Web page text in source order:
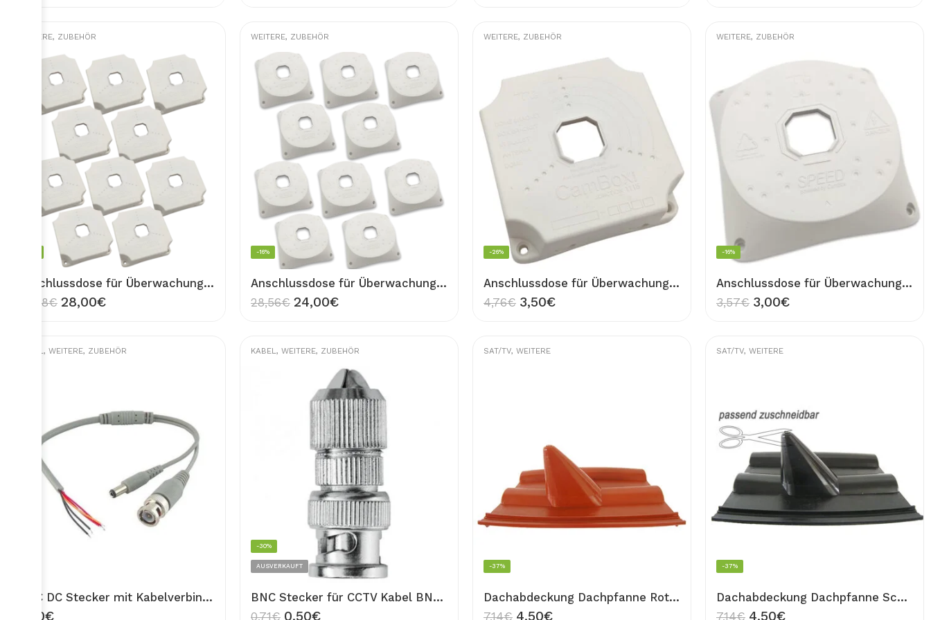
WEITERE, ZUBEHÖR
Anschlussdose für Überwachungskamera 8 Stück Wand Dose Universal 8x Junction Box 1118 für Kamera Montage Abzweigdose CAMBOX
38,08€ 28,00€
WEITERE, ZUBEHÖR
Anschlussdose für Überwachungskamera 8 Stück Wand Dose Universal 8x Junction Box für Kamera Montage Abzweigdose
-16%
28,56€ 24,00€
WEITERE, ZUBEHÖR
Anschlussdose für Überwachungskamera Wand Dose Universal Junction Box 1118 für Kamera Montage Abzweigdose CAMBOX
-26%
4,76€ 3,50€
WEITERE, ZUBEHÖR
Anschlussdose für Überwachungskamera Wand Dose Universal Junction Box für Kamera Montage Abzweigdose
-16%
3,57€ 3,00€
KABEL, WEITERE, ZUBEHÖR
BNC DC Stecker mit Kabelverbindung für CCTV BNC Strom Kabel Überwachungskamera
2,50€
KABEL, WEITERE, ZUBEHÖR
BNC Stecker für CCTV Kabel BNC Kupplung für Kamera Kabel
-30%
AUSVERKAUFT
0,71€ 0,50€
SAT/TV, WEITERE
Dachabdeckung Dachpfanne Rot Kunststoff Dach Ziegel Sat Antenne Frankfurter Dach Montage
-37%
7,14€ 4,50€
SAT/TV, WEITERE
Dachabdeckung Dachpfanne Schwarz Kunststoff Dach Ziegel Sat Antenne Frankfurter Dach Montage
-37%
7,14€ 4,50€